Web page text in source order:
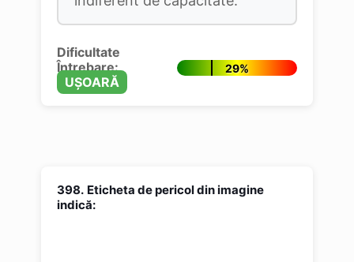
Dificultate
Întrebare:
UȘOARĂ
29%
398. Eticheta de pericol din imagine
indică: